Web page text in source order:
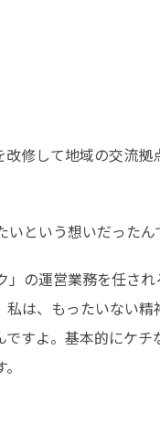
修して地域の交流
という想いだったん
の運営業務を任さ
は、もったいない
すよ。基本的にケチ